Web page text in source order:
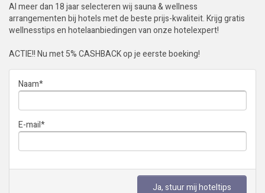
Al meer dan 18 jaar selecteren wij sauna & wellness
arrangementen bij hotels met de beste prijs-kwaliteit. Krijg gratis
wellnesstips en hotelaanbiedingen van onze hotelexpert!
ACTIE!! Nu met 5% CASHBACK op je eerste boeking!
Naam*
E-mail*
Ja, stuur mij hoteltips